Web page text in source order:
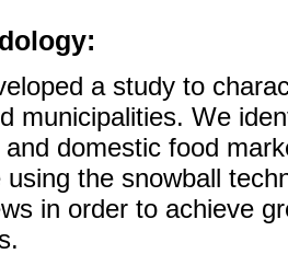
a study to
municipalities. We
and domestic food
using the snowball
in order to achieve